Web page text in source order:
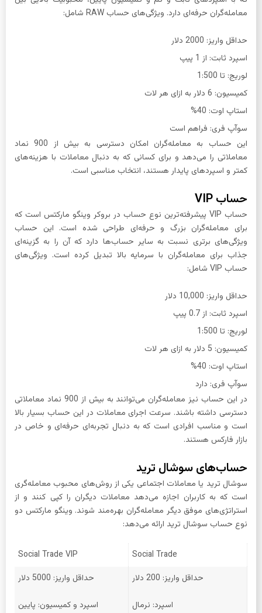
معامله‌گران حرفه‌ای دارد. ویژگی‌های حساب RAW شامل:
حداقل واریز: 2000 دلار
اسپرد ثابت: از 1 پیپ
لوریج: تا 1:500
کمیسیون: 6 دلار به ازای هر لات
استاپ اوت: 40%
سوآپ فری: فراهم است
این حساب به معامله‌گران امکان دسترسی به بیش از 900 نماد
معاملاتی را می‌دهد و برای کسانی که به دنبال معاملات با هزینه‌های
کمتر و اسپردهای پایدار هستند، انتخاب مناسبی است.
حساب VIP
حساب VIP پیشرفته‌ترین نوع حساب در بروکر وینگو مارکتس است که
برای معامله‌گران بزرگ و حرفه‌ای طراحی شده است. این حساب
ویژگی‌های برتری نسبت به سایر حساب‌ها دارد که آن را به گزینه‌ای
جذاب برای معامله‌گران با سرمایه بالا تبدیل کرده است. ویژگی‌های
حساب VIP شامل:
حداقل واریز: 10,000 دلار
اسپرد ثابت: از 0.7 پیپ
لوریج: تا 1:500
کمیسیون: 5 دلار به ازای هر لات
استاپ اوت: 40%
سوآپ فری: دارد
در این حساب نیز معامله‌گران می‌توانند به بیش از 900 نماد معاملاتی
دسترسی داشته باشند. سرعت اجرای معاملات در این حساب بسیار بالا
است و مناسب افرادی است که به دنبال تجربه‌ای حرفه‌ای و خاص در
بازار فارکس هستند.
حساب‌های سوشال ترید
سوشال ترید یا معاملات اجتماعی یکی از روش‌های محبوب معامله‌گری
است که به کاربران اجازه می‌دهد معاملات دیگران را کپی کنند و از
استراتژی‌های موفق دیگر معامله‌گران بهره‌مند شوند. وینگو مارکتس دو
نوع حساب سوشال ترید ارائه می‌دهد:
Social Trade
Social Trade VIP
حداقل واریز: 200 دلار
اسپرد: نرمال
حداقل واریز: 5000 دلار
اسپرد و کمیسیون: پایین